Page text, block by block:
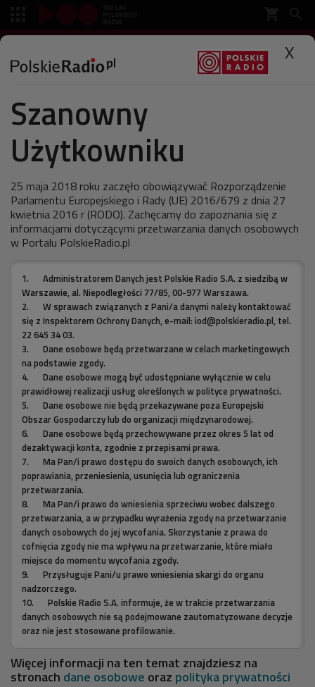
 X
Szanowny
Użytkowniku
25 maja 2018 roku zaczęło obowiązywać Rozporządzenie
Parlamentu Europejskiego i Rady (UE) 2016/679 z dnia 27
kwietnia 2016 r (RODO). Zachęcamy do zapoznania się z
informacjami dotyczącymi przetwarzania danych osobowych
w Portalu PolskieRadio.pl
1.
Administratorem Danych jest Polskie Radio S.A. z siedzibą w
Warszawie, al. Niepodległości 77/85, 00-977 Warszawa.
2.
W sprawach związanych z Pani/a danymi należy kontaktować
się z Inspektorem Ochrony Danych, e-mail: iod@polskieradio.pl, tel.
22 645 34 03.
3.
Dane osobowe będą przetwarzane w celach marketingowych
na podstawie zgody.
4.
Dane osobowe mogą być udostępniane wyłącznie w celu
prawidłowej realizacji usług określonych w polityce prywatności.
5.
Dane osobowe nie będą przekazywane poza Europejski
Obszar Gospodarczy lub do organizacji międzynarodowej.
6.
Dane osobowe będą przechowywane przez okres 5 lat od
dezaktywacji konta, zgodnie z przepisami prawa.
7.
Ma Pan/i prawo dostępu do swoich danych osobowych, ich
poprawiania, przeniesienia, usunięcia lub ograniczenia
przetwarzania.
8.
Ma Pan/i prawo do wniesienia sprzeciwu wobec dalszego
przetwarzania, a w przypadku wyrażenia zgody na przetwarzanie
danych osobowych do jej wycofania. Skorzystanie z prawa do
cofnięcia zgody nie ma wpływu na przetwarzanie, które miało
miejsce do momentu wycofania zgody.
9.
Przysługuje Pani/u prawo wniesienia skargi do organu
nadzorczego.
10.
Polskie Radio S.A. informuje, że w trakcie przetwarzania
danych osobowych nie są podejmowane zautomatyzowane decyzje
oraz nie jest stosowane profilowanie.
Więcej informacji na ten temat znajdziesz na
stronach dane osobowe oraz polityka prywatności
Specjalne
Spadkobiercy szalonego
diamentu Pink Floyd
ostatnia aktualizacja:
Gdyby żył skończyłby dziś 66 lat. Z okazji rocznicy
urodzin Syda Barreta przedstawiamy artystów,
których zainspirowała postać legendarnego
założyciela Pink Floyd.
Mimo skromnego dorobku płytowego popkulturowe
dziedzictwo zmarłego dokładnie przed pięciu laty Syda
Barreta jest imponujące. Swojemu dawnemu koledze z
zespołu Pink Floyd poświęcili piosenkę "Shine On You Crazy
Diamond".
Istnieje frakcja fanów Pink Floyd, która uważa, że zespół
"skończył się" z chwilą odejścia Syda Barretta. Można
zrozumieć ten pogląd. Za jego obecności w Pink Floyd zespół
był jedną z najbardziej poszukujących formacji na świecie,
rozszerzającą świat rocka o nowe, egzotyczne elementy. Do
dziś Barrett pozostaje ucieleśnieniem romantycznego mitu
"szalonego artysty" - pozbawionego cynizmu,
bezkompromisowego i niezrozumianego geniusza. Wycofując
się z funkcjonowania publicznego na początku lat 70., stał się
legendą za życia. Zawsze więcej mówiono jednak o jego
chorobie psychicznej i nadużywaniu narkotyków niż o muzyce.